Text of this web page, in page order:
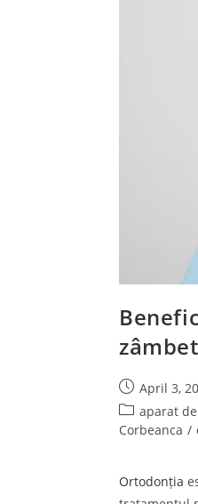
April 3,
aparat
Corbeanca /
Ortodonția